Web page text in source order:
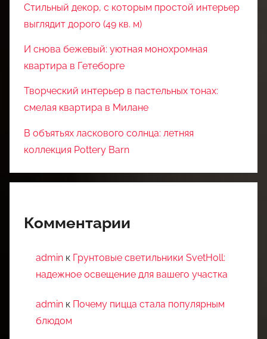
Стильный декор, с которым простой интерьер
выглядит дорого (49 кв. м)
И снова бежевый: уютная монохромная
квартира в Гетеборге
Творческий интерьер в пастельных тонах:
смелая квартира в Милане
В объятьях ласкового солнца: летняя
коллекция Pottery Barn
Комментарии
admin к Грунтовые светильники SvetHoll:
надежное освещение для вашего участка
admin к Почему пицца стала популярным
блюдом